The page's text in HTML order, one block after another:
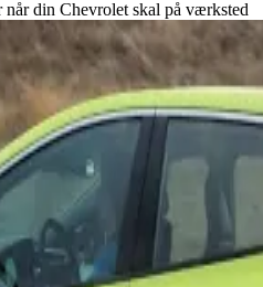
din Chevrolet skal på værksted